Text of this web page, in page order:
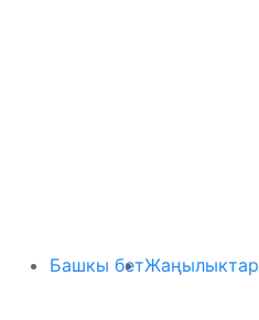
Башкы бетЖаңылыктар